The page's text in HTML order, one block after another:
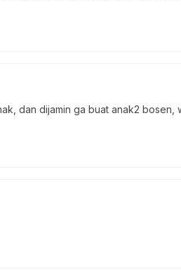
dan dijamin ga buat anak2